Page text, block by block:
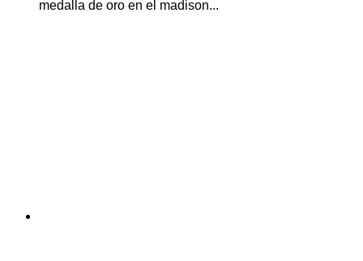
medalla de oro en el madison...